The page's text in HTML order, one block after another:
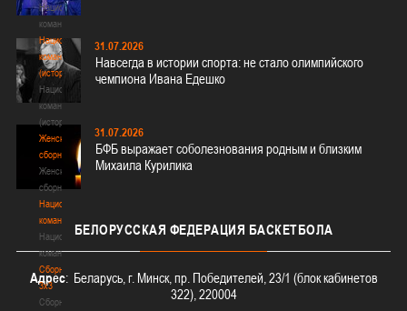
Национальная
команда
Национальная
команда
(история)
Национальная
команда
(история)
Женские
сборные
Женские
сборные
Национальная
команда
Национальная
команда
Сборные
3х3
Сборные
31.07.2026
Навсегда в истории спорта: не стало олимпийского
чемпиона Ивана Едешко
31.07.2026
БФБ выражает соболезнования родным и близким
Михаила Курилика
БЕЛОРУССКАЯ ФЕДЕРАЦИЯ БАСКЕТБОЛА
Адрес: Беларусь, г. Минск, пр. Победителей, 23/1 (блок кабинетов
322), 220004